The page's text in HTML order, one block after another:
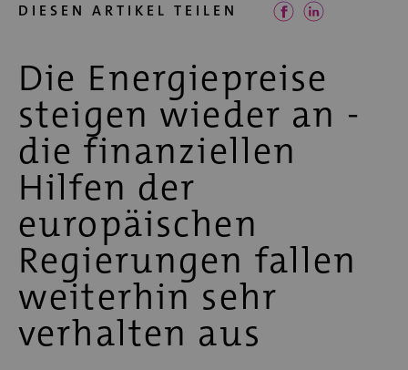
DIESEN ARTIKEL TEILEN
Die Energiepreise
steigen wieder an -
die finanziellen
Hilfen der
europäischen
Regierungen fallen
weiterhin sehr
verhalten aus